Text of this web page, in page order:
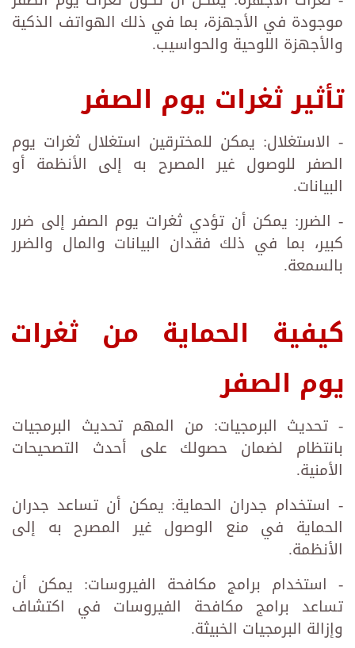
موجودة في الأجهزة، بما في ذلك الهواتف الذكية
والأجهزة اللوحية والحواسيب.
تأثير ثغرات يوم الصفر
- الاستغلال: يمكن للمخترقين استغلال ثغرات يوم
الصفر للوصول غير المصرح به إلى الأنظمة أو
البيانات.
- الضرر: يمكن أن تؤدي ثغرات يوم الصفر إلى ضرر
كبير، بما في ذلك فقدان البيانات والمال والضرر
بالسمعة.
كيفية الحماية من ثغرات
يوم الصفر
- تحديث البرمجيات: من المهم تحديث البرمجيات
بانتظام لضمان حصولك على أحدث التصحيحات
الأمنية.
- استخدام جدران الحماية: يمكن أن تساعد جدران
الحماية في منع الوصول غير المصرح به إلى
الأنظمة.
- استخدام برامج مكافحة الفيروسات: يمكن أن
تساعد برامج مكافحة الفيروسات في اكتشاف
وإزالة البرمجيات الخبيثة.